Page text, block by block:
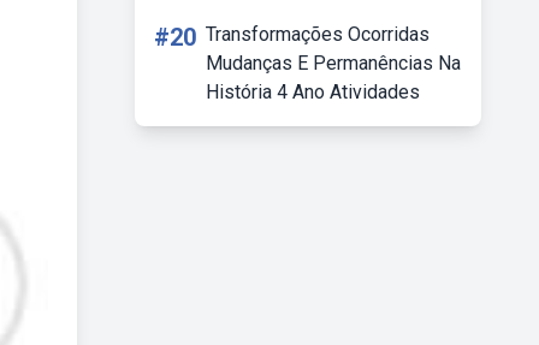
#20 Transformações Ocorridas
Mudanças E Permanências Na
História 4 Ano Atividades